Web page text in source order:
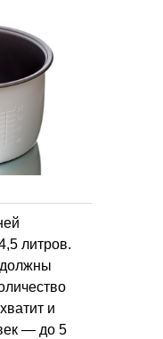
литров.
должны
и
— до 5